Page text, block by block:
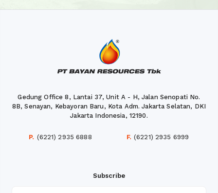
Gedung Office 8, Lantai 37, Unit A - H, Jalan Senopati No.
8B, Senayan, Kebayoran Baru, Kota Adm. Jakarta Selatan, DKI
Jakarta Indonesia, 12190.
P. (6221) 2935 6888 F. (6221) 2935 6999
Subscribe